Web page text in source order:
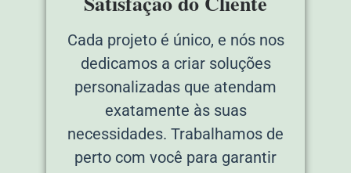
Cada projeto é único, e nós nos
dedicamos a criar soluções
personalizadas que atendam
exatamente às suas
necessidades. Trabalhamos de
perto com você para garantir